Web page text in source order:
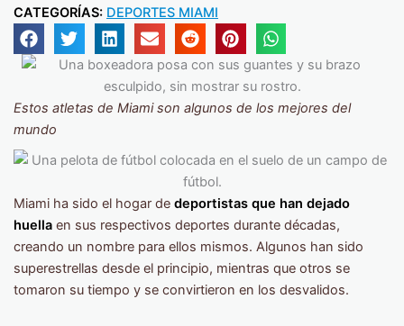
CATEGORÍAS: DEPORTES MIAMI
Estos atletas de Miami son algunos de los mejores del
mundo
Miami ha sido el hogar de deportistas que han dejado
huella en sus respectivos deportes durante décadas,
creando un nombre para ellos mismos. Algunos han sido
superestrellas desde el principio, mientras que otros se
tomaron su tiempo y se convirtieron en los desvalidos.